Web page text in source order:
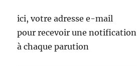
ici, votre adresse e-mail
pour recevoir une notification
à chaque parution